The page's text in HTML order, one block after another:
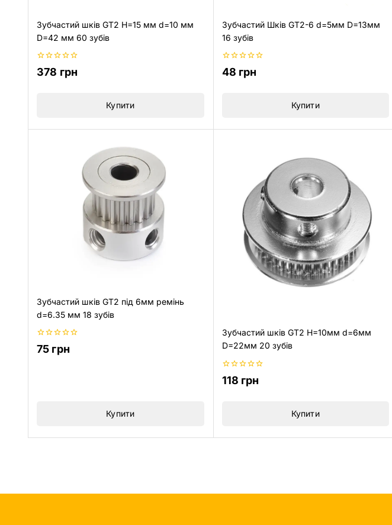
Зубчастий шків GT2 H=15 мм d=10 мм
D=42 мм 60 зубів
0
з
378 грн
Купити
Зубчастий Шків GT2-6 d=5мм D=13мм
16 зубів
0
з
48 грн
Купити
Зубчастий шків GT2 під 6мм ремінь
d=6.35 мм 18 зубів
0
з
75 грн
Купити
Зубчастий шків GT2 H=10мм d=6мм
D=22мм 20 зубів
0
з
118 грн
Купити